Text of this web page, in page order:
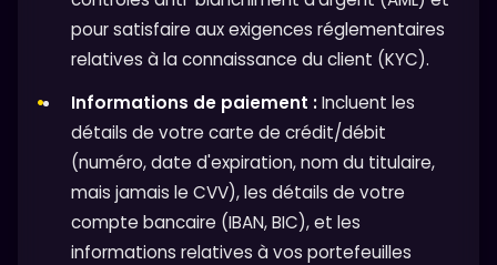
pour satisfaire aux exigences réglementaires
relatives à la connaissance du client (KYC).
Informations de paiement :Incluent les
détails de votre carte de crédit/débit
(numéro, date d'expiration, nom du titulaire,
mais jamais le CVV), les détails de votre
compte bancaire (IBAN, BIC), et les
informations relatives à vos portefeuilles